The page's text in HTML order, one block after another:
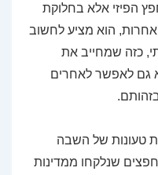
הפיזי אלא בחלוקת
הוא מציע לחשוב
כזה שמחייב את
גם לאפשר לאחרים
טעונות של השבה
שנלקחו ממדינות